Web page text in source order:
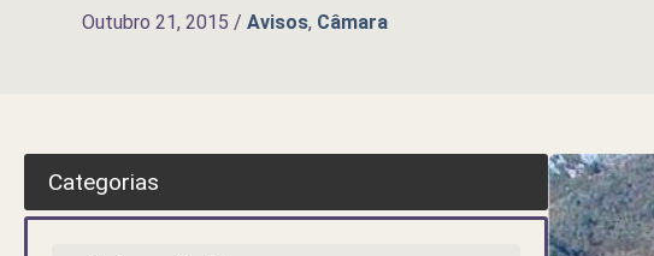
Outubro 21, 2015 / Avisos, Câmara
Categorias